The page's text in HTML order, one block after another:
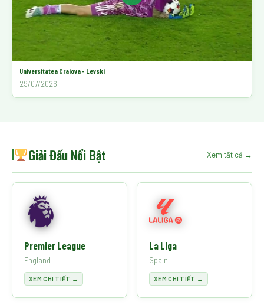
Universitatea Craiova - Levski
29/07/2026
Giải Đấu Nổi Bật Xem tất cả →
Premier League
England
XEM CHI TIẾT →
La Liga
Spain
XEM CHI TIẾT →